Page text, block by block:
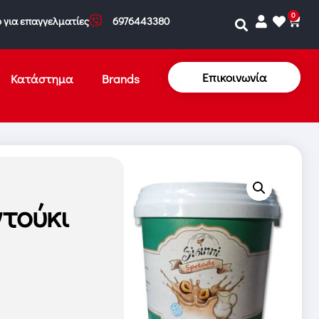
επαγγελματίες 6976443380 0
Κατάστημα Brands Επικοινωνία